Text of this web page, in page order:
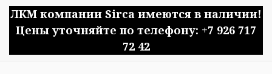
ЛКМ компании Sirca имеются в наличии!
Цены уточняйте по телефону: +7 926 717
72 42